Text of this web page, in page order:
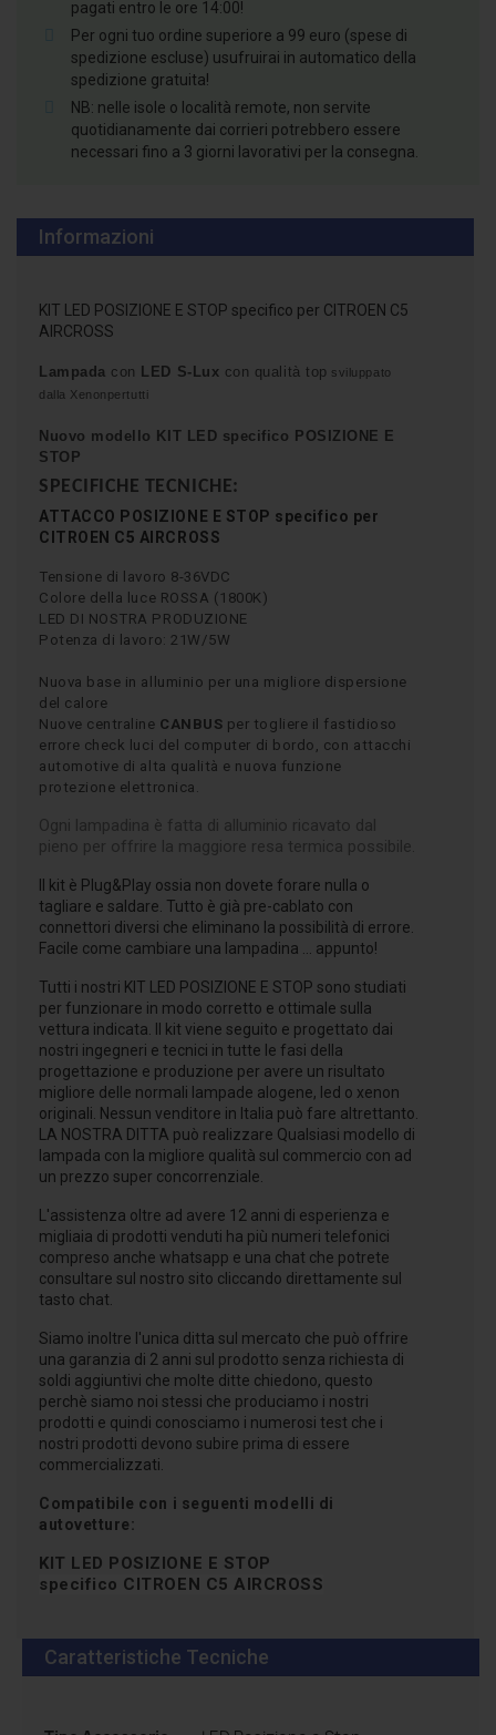
pagati entro le ore 14:00!
Per ogni tuo ordine superiore a 99 euro (spese di
spedizione escluse) usufruirai in automatico della
spedizione gratuita!
NB: nelle isole o località remote, non servite
quotidianamente dai corrieri potrebbero essere
necessari fino a 3 giorni lavorativi per la consegna.
Informazioni
KIT LED POSIZIONE E STOP specifico per CITROEN C5
AIRCROSS
Lampada con LED S-Lux con qualità top sviluppato
dalla Xenonpertutti
Nuovo modello KIT LED specifico POSIZIONE E
STOP
SPECIFICHE TECNICHE:
ATTACCO POSIZIONE E STOP specifico per
CITROEN C5 AIRCROSS
Tensione di lavoro 8-36VDC
Colore della luce ROSSA (1800K)
LED DI NOSTRA PRODUZIONE
Potenza di lavoro: 21W/5W
Nuova base in alluminio per una migliore dispersione
del calore
Nuove centraline CANBUS per togliere il fastidioso
errore check luci del computer di bordo, con attacchi
automotive di alta qualità e nuova funzione
protezione elettronica.
Ogni lampadina è fatta di alluminio ricavato dal
pieno per offrire la maggiore resa termica possibile.
Il kit è Plug&Play ossia non dovete forare nulla o
tagliare e saldare. Tutto è già pre-cablato con
connettori diversi che eliminano la possibilità di errore.
Facile come cambiare una lampadina ... appunto!
Tutti i nostri KIT LED POSIZIONE E STOP sono studiati
per funzionare in modo corretto e ottimale sulla
vettura indicata. Il kit viene seguito e progettato dai
nostri ingegneri e tecnici in tutte le fasi della
progettazione e produzione per avere un risultato
migliore delle normali lampade alogene, led o xenon
originali. Nessun venditore in Italia può fare altrettanto.
LA NOSTRA DITTA può realizzare Qualsiasi modello di
lampada con la migliore qualità sul commercio con ad
un prezzo super concorrenziale.
L'assistenza oltre ad avere 12 anni di esperienza e
migliaia di prodotti venduti ha più numeri telefonici
compreso anche whatsapp e una chat che potrete
consultare sul nostro sito cliccando direttamente sul
tasto chat.
Siamo inoltre l'unica ditta sul mercato che può offrire
una garanzia di 2 anni sul prodotto senza richiesta di
soldi aggiuntivi che molte ditte chiedono, questo
perchè siamo noi stessi che produciamo i nostri
prodotti e quindi conosciamo i numerosi test che i
nostri prodotti devono subire prima di essere
commercializzati.
Compatibile con i seguenti modelli di
autovetture:
KIT LED POSIZIONE E STOP
specifico CITROEN C5 AIRCROSS
Caratteristiche Tecniche